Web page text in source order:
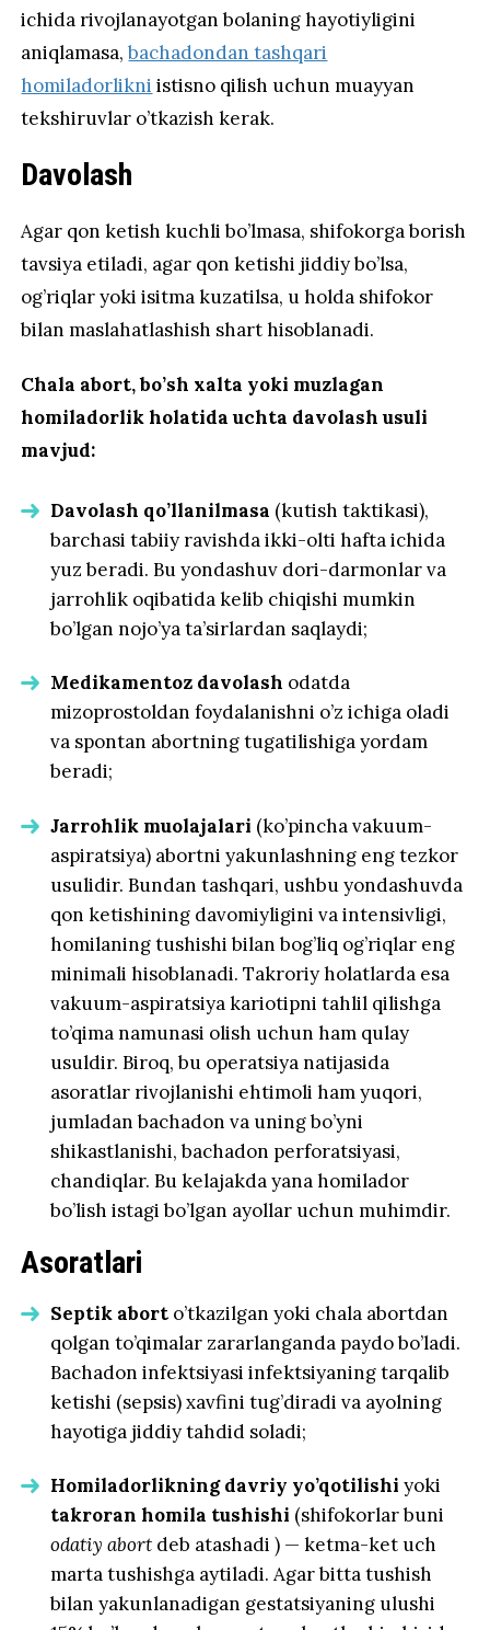
ichida rivojlanayotgan bolaning hayotiyligini
aniqlamasa,bachadondan tashqari
homiladorlikni istisno qilish uchun muayyan
tekshiruvlar o’tkazish kerak.
Davolash
Agar qon ketish kuchli bo’lmasa, shifokorga borish
tavsiya etiladi, agar qon ketishi jiddiy bo’lsa,
og’riqlar yoki isitma kuzatilsa, u holda shifokor
bilan maslahatlashish shart hisoblanadi.
Chala abort, bo’sh xalta yoki muzlagan
homiladorlik holatida uchta davolash usuli
mavjud:
Davolash qo’llanilmasa (kutish taktikasi),
barchasi tabiiy ravishda ikki-olti hafta ichida
yuz beradi. Bu yondashuv dori-darmonlar va
jarrohlik oqibatida kelib chiqishi mumkin
bo’lgan nojo’ya ta’sirlardan saqlaydi;
Medikamentoz davolash odatda
mizoprostoldan foydalanishni o’z ichiga oladi
va spontan abortning tugatilishiga yordam
beradi;
Jarrohlik muolajalari (ko’pincha vakuum-
aspiratsiya) abortni yakunlashning eng tezkor
usulidir. Bundan tashqari, ushbu yondashuvda
qon ketishining davomiyligini va intensivligi,
homilaning tushishi bilan bog’liq og’riqlar eng
minimali hisoblanadi. Takroriy holatlarda esa
vakuum-aspiratsiya kariotipni tahlil qilishga
to’qima namunasi olish uchun ham qulay
usuldir. Biroq, bu operatsiya natijasida
asoratlar rivojlanishi ehtimoli ham yuqori,
jumladan bachadon va uning bo’yni
shikastlanishi, bachadon perforatsiyasi,
chandiqlar. Bu kelajakda yana homilador
bo’lish istagi bo’lgan ayollar uchun muhimdir.
Asoratlari
Septik abort o’tkazilgan yoki chala abortdan
qolgan to’qimalar zararlanganda paydo bo’ladi.
Bachadon infektsiyasi infektsiyaning tarqalib
ketishi (sepsis) xavfini tug’diradi va ayolning
hayotiga jiddiy tahdid soladi;
Homiladorlikning davriy yo’qotilishi yoki
takroran homila tushishi (shifokorlar buni
odatiy abort deb atashadi ) — ketma-ket uch
marta tushishga aytiladi. Agar bitta tushish
bilan yakunlanadigan gestatsiyaning ulushi